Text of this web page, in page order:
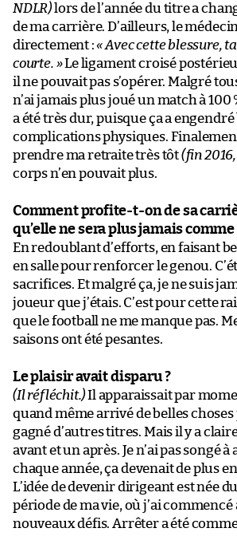
NDLR) lors de l’année du titre a
de ma carrière. D’ailleurs, le
directement :« Avec cette blessure,
courte. »Le ligament croisé
il ne pouvait pas s’opérer. Malgré
n’ai jamais plus joué un match à 100
a été très dur, puisque ça a
complications physiques.
prendre ma retraite très tôt(fin
corps n’en pouvait plus.
Comment profite-t-on de sa
qu’elle ne sera plus jamais comme
En redoublant d’efforts, en faisant
en salle pour renforcer le genou.
sacrifices. Et malgré ça, je ne suis
joueur que j’étais. C’est pour cette
que le football ne me manque pas.
saisons ont été pesantes.
Le plaisir avait disparu ?
(Il réfléchit.)Il apparaissait par
quand même arrivé de belles choses
gagné d’autres titres. Mais il y a
avant et un après. Je n’ai pas songé
chaque année, ça devenait de plus
L’idée de devenir dirigeant est née
période de ma vie, où j’ai
nouveaux défis. Arrêter a été